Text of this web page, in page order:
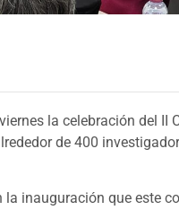
la celebración del II
de 400
inauguración que este